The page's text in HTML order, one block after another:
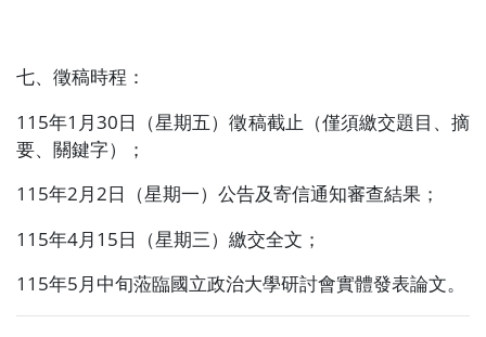
七、徵稿時程：
115年1 月30日（星期五）徵稿截止（僅須繳交題目、摘
要、關鍵字）；
115年2月2日（星期一）公告及寄信通知審查結果；
115年4月15日（星期三）繳交全文；
115年5月中旬蒞臨國立政治大學研討會實體發表論文。